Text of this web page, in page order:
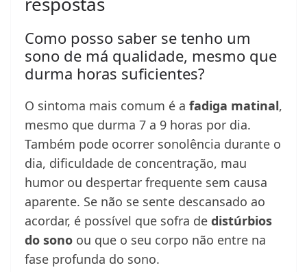
Como posso saber se tenho um
sono de má qualidade, mesmo que
durma horas suficientes?
O sintoma mais comum é a fadiga matinal,
mesmo que durma 7 a 9 horas por dia.
Também pode ocorrer sonolência durante o
dia, dificuldade de concentração, mau
humor ou despertar frequente sem causa
aparente. Se não se sente descansado ao
acordar, é possível que sofra de distúrbios
do sono ou que o seu corpo não entre na
fase profunda do sono.